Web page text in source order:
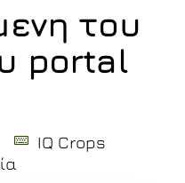
του
portal
IQ Crops